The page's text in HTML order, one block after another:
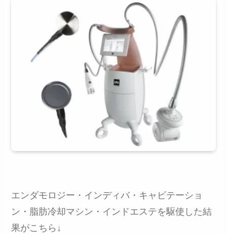
エンダモロジー・インディバ・キャビテーショ
ン・脂肪冷却マシン・インドエステを駆使した結
果がこちら↓